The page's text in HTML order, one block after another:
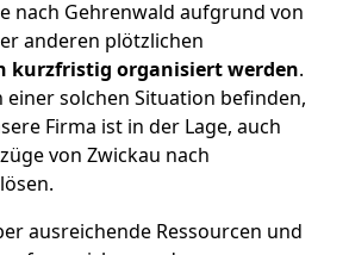
nach Gehrenwald aufgrund von
anderen plötzlichen
kurzfristig organisiert werden.
einer solchen Situation befinden,
Firma ist in der Lage, auch
von Zwickau nach
ausreichende Ressourcen und